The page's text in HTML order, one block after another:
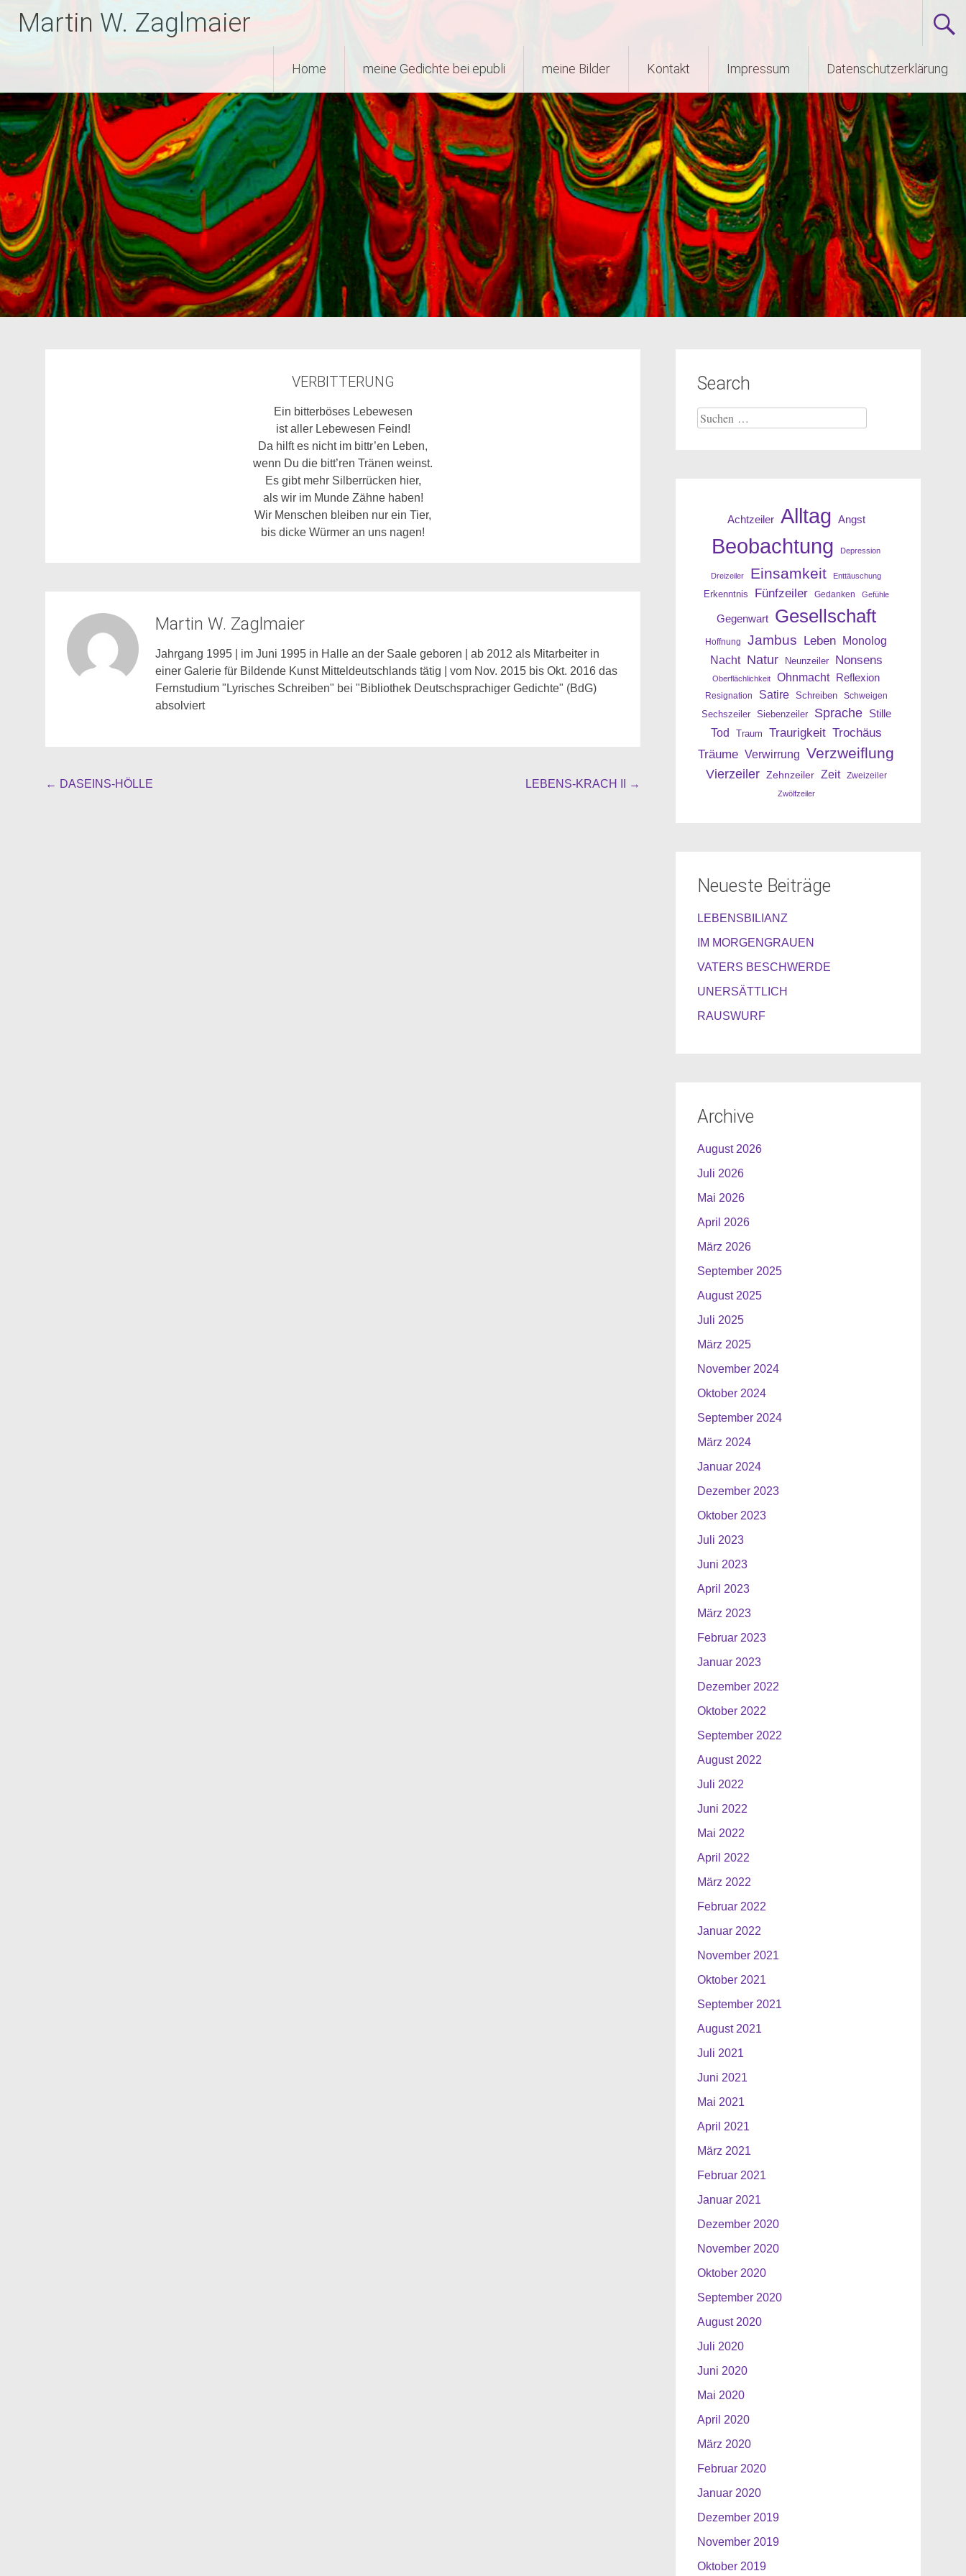
InhaltMartin W. Zaglmaier
Home meine Gedichte bei epubli meine Bilder Kontakt Impressum Datenschutzerklärung
VERBITTERUNG
Ein bitterböses Lebewesen
ist aller Lebewesen Feind!
Da hilft es nicht im bittr’en Leben,
wenn Du die bitt’ren Tränen weinst.
Es gibt mehr Silberrücken hier,
als wir im Munde Zähne haben!
Wir Menschen bleiben nur ein Tier,
bis dicke Würmer an uns nagen!
Martin W. Zaglmaier
Jahrgang 1995 | im Juni 1995 in Halle an der Saale geboren | ab 2012 als Mitarbeiter in
einer Galerie für Bildende Kunst Mitteldeutschlands tätig | vom Nov. 2015 bis Okt. 2016 das
Fernstudium "Lyrisches Schreiben" bei "Bibliothek Deutschsprachiger Gedichte" (BdG)
absolviert
Beitragsnavigation
← DASEINS-HÖLLE LEBENS-KRACH II →
Search
Suche
nach:
Achtzeiler Alltag Angst
Beobachtung Depression
Dreizeiler Einsamkeit Enttäuschung
Erkenntnis Fünfzeiler Gedanken Gefühle
Gegenwart Gesellschaft
Hoffnung Jambus Leben Monolog
Nacht Natur Neunzeiler Nonsens
Oberflächlichkeit Ohnmacht Reflexion
Resignation Satire Schreiben Schweigen
Sechszeiler Siebenzeiler Sprache Stille
Tod Traum Traurigkeit Trochäus
Träume Verwirrung Verzweiflung
Vierzeiler Zehnzeiler Zeit Zweizeiler
Zwölfzeiler
Neueste Beiträge
LEBENSBILIANZ
IM MORGENGRAUEN
VATERS BESCHWERDE
UNERSÄTTLICH
RAUSWURF
Archive
August 2026
Juli 2026
Mai 2026
April 2026
März 2026
September 2025
August 2025
Juli 2025
März 2025
November 2024
Oktober 2024
September 2024
März 2024
Januar 2024
Dezember 2023
Oktober 2023
Juli 2023
Juni 2023
April 2023
März 2023
Februar 2023
Januar 2023
Dezember 2022
Oktober 2022
September 2022
August 2022
Juli 2022
Juni 2022
Mai 2022
April 2022
März 2022
Februar 2022
Januar 2022
November 2021
Oktober 2021
September 2021
August 2021
Juli 2021
Juni 2021
Mai 2021
April 2021
März 2021
Februar 2021
Januar 2021
Dezember 2020
November 2020
Oktober 2020
September 2020
August 2020
Juli 2020
Juni 2020
Mai 2020
April 2020
März 2020
Februar 2020
Januar 2020
Dezember 2019
November 2019
Oktober 2019